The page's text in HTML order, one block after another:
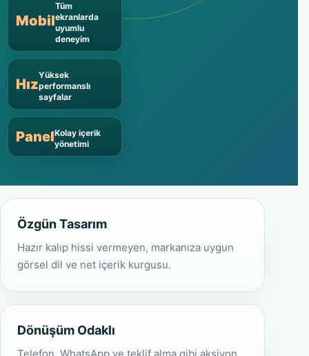
Mobil
Tüm
ekranlarda
uyumlu
deneyim
Hız
Yüksek
performanslı
sayfalar
PanelKolay içerik
yönetimi
Özgün Tasarım
Hazır kalıp hissi vermeyen, markanıza uygun
görsel dil ve net içerik kurgusu.
Dönüşüm Odaklı